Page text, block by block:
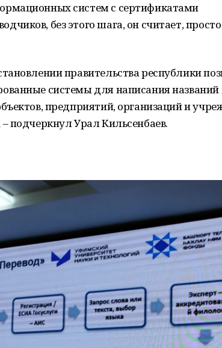
систем с сертификатами
без этого шага, он считает,
правительства республики
системы для написания
предприятий, организаций и
подчеркнул Урал Кильсенбаев.